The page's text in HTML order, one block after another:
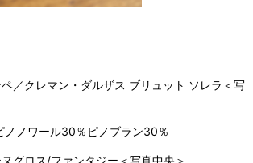
ペ／クレマン・ダルザス ブリュット ソレラ＜写
ノノワール30％ピノブラン30％